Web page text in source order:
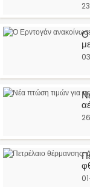
Ο